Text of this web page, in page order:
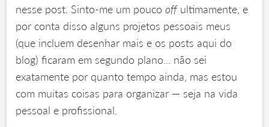
nesse post. Sinto-me um poucooffultimamente, e
por conta disso alguns projetos pessoais meus
(que incluem desenhar mais e os posts aqui do
blog) ficaram em segundo plano... não sei
exatamente por quanto tempo ainda, mas estou
com muitas coisas para organizar — seja na vida
pessoal e profissional.